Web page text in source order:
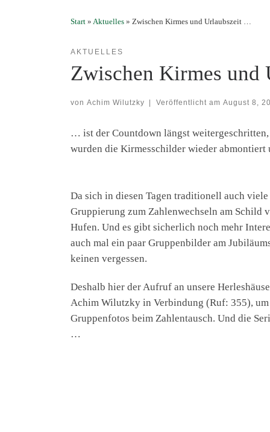
Start » Aktuelles » Zwischen Kirmes und Urlaubszeit …
AKTUELLES
Zwischen Kirmes
von Achim Wilutzky Veröffentlicht am August 8,
… ist der Countdown längst
wurden die Kirmesschilder wieder abmontiert
Da sich in diesen Tagen traditionell auch
Gruppierung zum Zahlenwechseln am Schild
Hufen. Und es gibt sicherlich noch mehr
auch mal ein paar Gruppenbilder am
keinen vergessen.
Deshalb hier der Aufruf an unsere
Achim Wilutzky in Verbindung (Ruf: 355),
Gruppenfotos beim Zahlentausch. Und die
…